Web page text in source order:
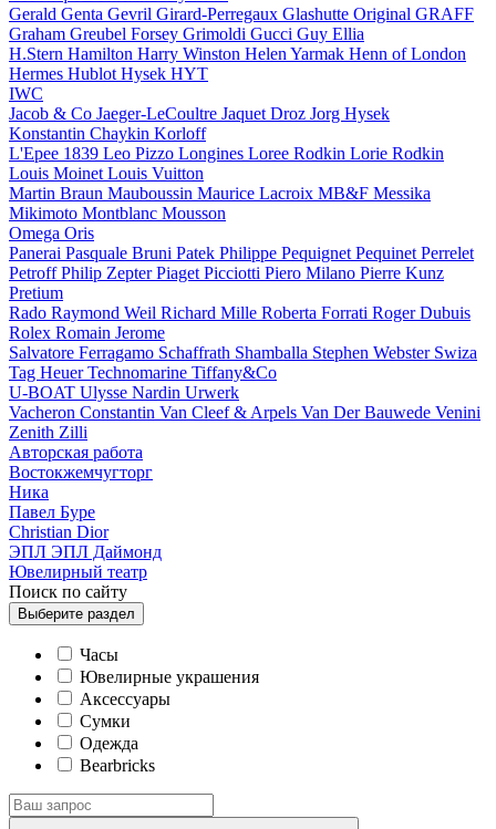
Gerald Genta Gevril Girard-Perregaux Glashutte Original GRAFF
Graham Greubel Forsey Grimoldi Gucci Guy Ellia
H.Stern Hamilton Harry Winston Helen Yarmak Henn of London
Hermes Hublot Hysek HYT
IWC
Jacob & Co Jaeger-LeCoultre Jaquet Droz Jorg Hysek
Konstantin Chaykin Korloff
L'Epee 1839 Leo Pizzo Longines Loree Rodkin Lorie Rodkin
Louis Moinet Louis Vuitton
Martin Braun Mauboussin Maurice Lacroix MB&F Messika
Mikimoto Montblanc Mousson
Omega Oris
Panerai Pasquale Bruni Patek Philippe Pequignet Pequinet Perrelet
PetroffPhilip ZepterPiaget Picciotti Piero Milano Pierre Kunz
Pretium
Rado Raymond Weil Richard Mille Roberta Forrati Roger Dubuis
Rolex Romain Jerome
Salvatore Ferragamo Schaffrath Shamballa Stephen Webster Swiza
Tag HeuerTechnomarine Tiffany&Co
U-BOAT Ulysse Nardin Urwerk
Vacheron Constantin Van Cleef & Arpels Van Der Bauwede Venini
Zenith Zilli
Авторская работа
Востокжемчугторг
Ника
Павел Буре
Сhristian Dior
ЭПЛ ЭПЛ Даймонд
Ювелирный театр
Поиск по сайту
Выберите раздел
Часы
Ювелирные украшения
Аксессуары
Сумки
Одежда
Bearbricks